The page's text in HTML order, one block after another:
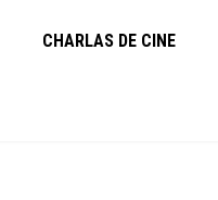
CHARLAS DE CINE